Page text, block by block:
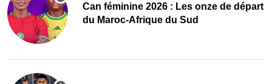
‎Can féminine 2026 : Les onze de départ
du Maroc-Afrique du Sud